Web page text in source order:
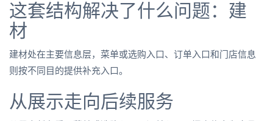
这套结构解决了什么问题：建
材
建材处在主要信息层，菜单或选购入口、订单入口和门店信息
则按不同目的提供补充入口。
从展示走向后续服务